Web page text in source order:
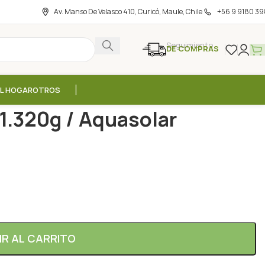
Av. Manso De Velasco 410, Curicó, Maule, Chile +56 9 9180
Seguimiento
DE COMPRAS
HOGAROTROS
/ Aquasolar
AL CARRITO